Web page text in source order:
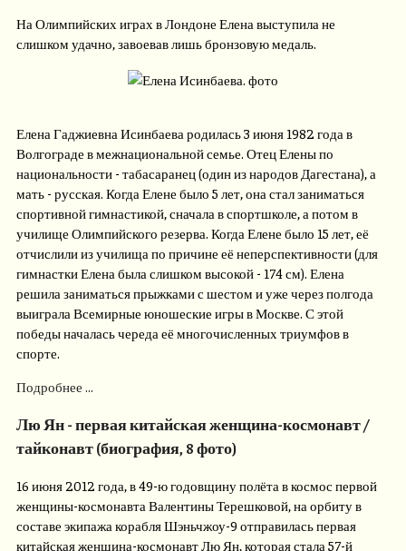
На Олимпийских играх в Лондоне Елена выступила не
слишком удачно, завоевав лишь бронзовую медаль.
Елена Гаджиевна Исинбаева родилась 3 июня 1982 года в
Волгограде в межнациональной семье. Отец Елены по
национальности - табасаранец (один из народов Дагестана), а
мать - русская. Когда Елене было 5 лет, она стал заниматься
спортивной гимнастикой, сначала в спортшколе, а потом в
училище Олимпийского резерва. Когда Елене было 15 лет, её
отчислили из училища по причине её неперспективности (для
гимнастки Елена была слишком высокой - 174 см). Елена
решила заниматься прыжками с шестом и уже через полгода
выиграла Всемирные юношеские игры в Москве. С этой
победы началась череда её многочисленных триумфов в
спорте.
Подробнее ...
Лю Ян - первая китайская женщина-космонавт /
тайконавт (биография, 8 фото)
16 июня 2012 года, в 49-ю годовщину полёта в космос первой
женщины-космонавта Валентины Терешковой, на орбиту в
составе экипажа корабля Шэньчжоу-9 отправилась первая
китайская женщина-космонавт Лю Ян, которая стала 57-й